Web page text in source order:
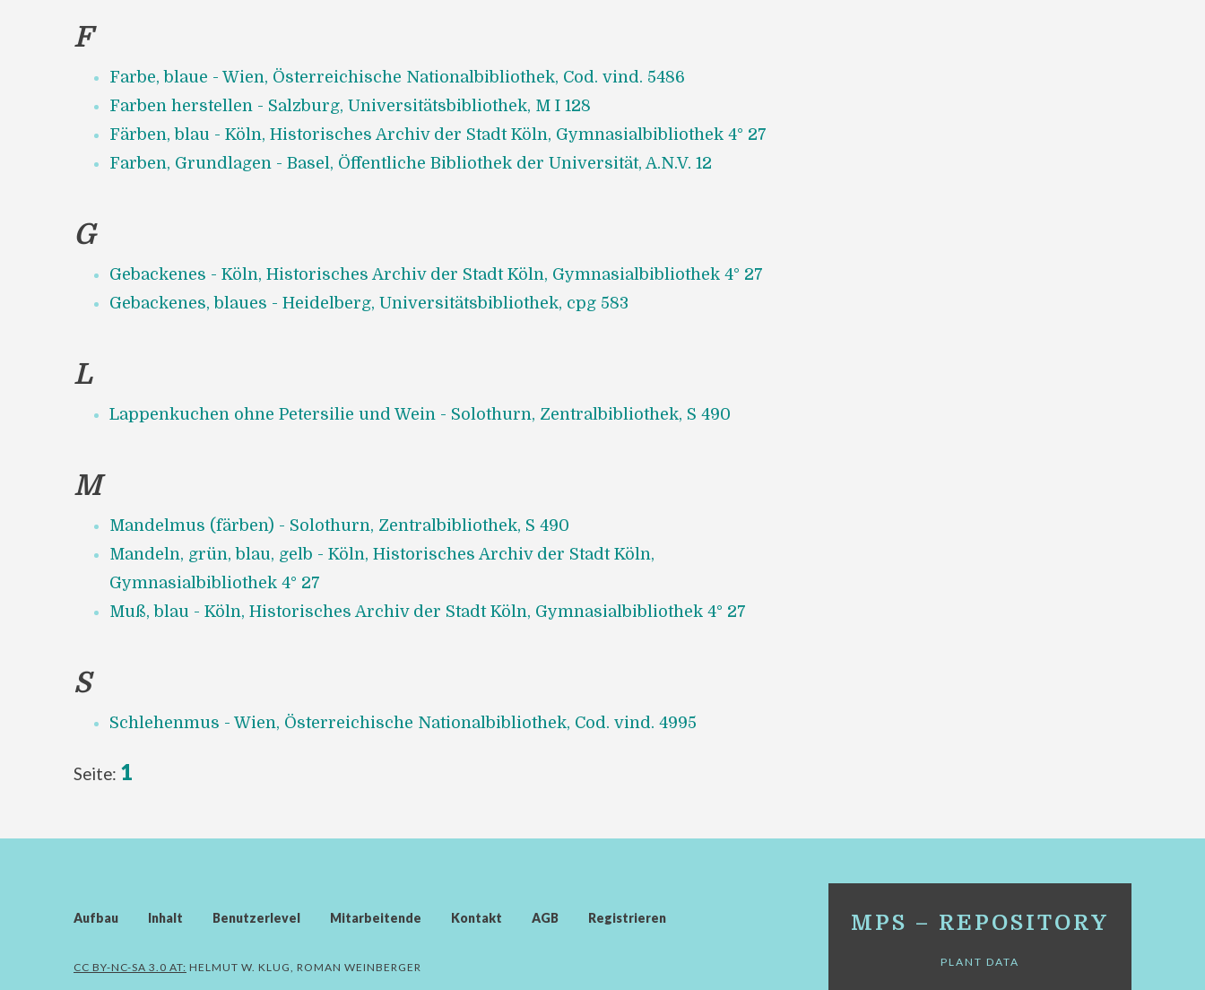
F
Farbe, blaue - Wien, Österreichische Nationalbibliothek, Cod. vind. 5486
Farben herstellen - Salzburg, Universitätsbibliothek, M I 128
Färben, blau - Köln, Historisches Archiv der Stadt Köln, Gymnasialbibliothek 4° 27
Farben, Grundlagen - Basel, Öffentliche Bibliothek der Universität, A.N.V. 12
G
Gebackenes - Köln, Historisches Archiv der Stadt Köln, Gymnasialbibliothek 4° 27
Gebackenes, blaues - Heidelberg, Universitätsbibliothek, cpg 583
L
Lappenkuchen ohne Petersilie und Wein - Solothurn, Zentralbibliothek, S 490
M
Mandelmus (färben) - Solothurn, Zentralbibliothek, S 490
Mandeln, grün, blau, gelb - Köln, Historisches Archiv der Stadt Köln,
Gymnasialbibliothek 4° 27
Muß, blau - Köln, Historisches Archiv der Stadt Köln, Gymnasialbibliothek 4° 27
S
Schlehenmus - Wien, Österreichische Nationalbibliothek, Cod. vind. 4995
Seite: 1
Aufbau Inhalt Benutzerlevel Mitarbeitende Kontakt AGB Registrieren
CC BY-NC-SA 3.0 AT: HELMUT W. KLUG, ROMAN WEINBERGER
MPS – REPOSITORY
PLANT DATA